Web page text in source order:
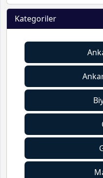
Kategoriler